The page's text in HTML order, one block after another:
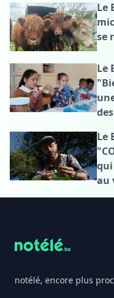
Le
se
Le
Le
au
notélé, encore plus